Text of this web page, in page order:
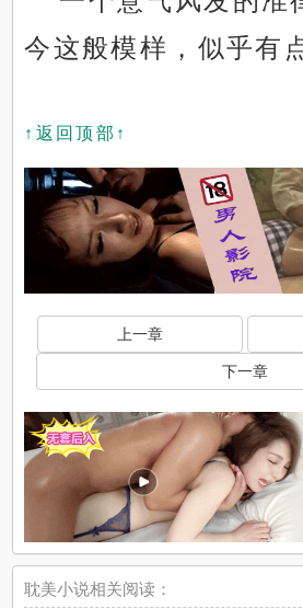
今这般模样，似乎有
↑返回顶部↑
上一章
下一章
耽美小说相关阅读：